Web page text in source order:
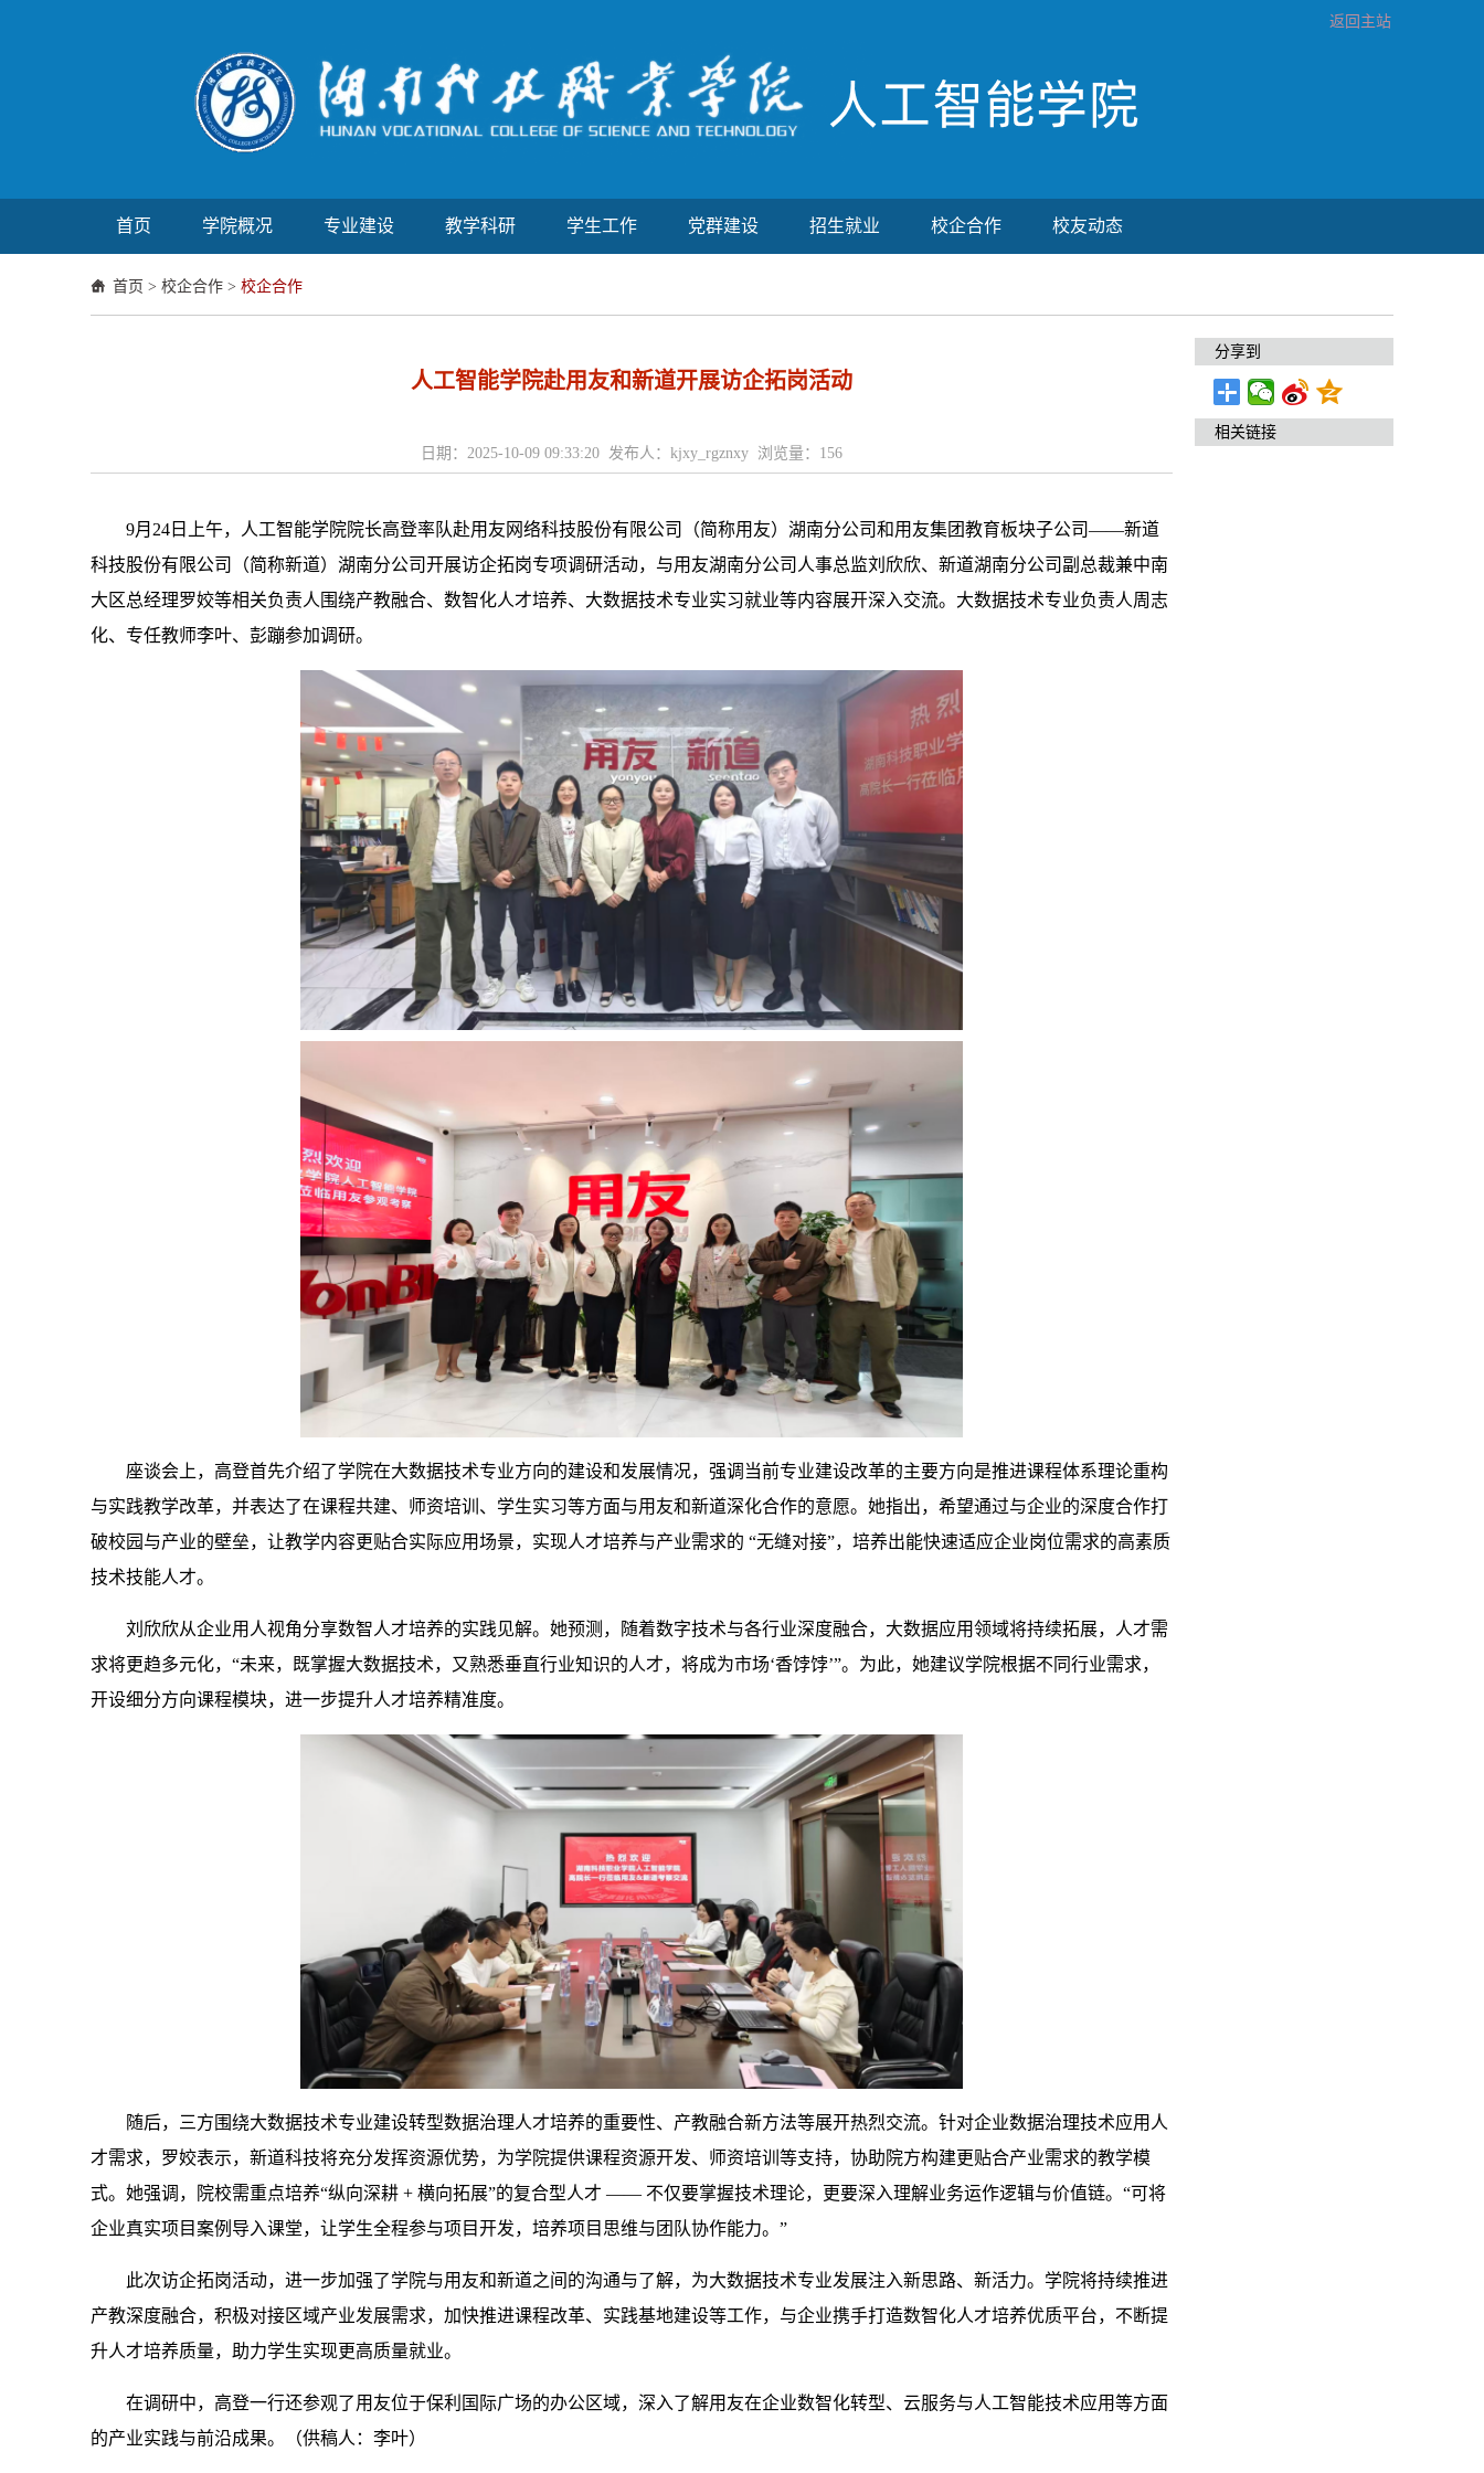
返回主站
首页 学院概况 专业建设 教学科研 学生工作 党群建设 招生就业 校企合作 校友动态
首页 > 校企合作 > 校企合作
人工智能学院赴用友和新道开展访企拓岗活动
日期：2025-10-09 09:33:20 发布人：kjxy_rgznxy 浏览量： 156
9月24日上午，人工智能学院院长高登率队赴用友网络科技股份有限公司（简称用友）湖南分公司和用友集团教育板块子公司——新道
科技股份有限公司（简称新道）湖南分公司开展访企拓岗专项调研活动，与用友湖南分公司人事总监刘欣欣、新道湖南分公司副总裁兼中南
大区总经理罗姣等相关负责人围绕产教融合、数智化人才培养、大数据技术专业实习就业等内容展开深入交流。大数据技术专业负责人周志
化、专任教师李叶、彭蹦参加调研。
座谈会上，高登首先介绍了学院在大数据技术专业方向的建设和发展情况，强调当前专业建设改革的主要方向是推进课程体系理论重构
与实践教学改革，并表达了在课程共建、师资培训、学生实习等方面与用友和新道深化合作的意愿。她指出，希望通过与企业的深度合作打
破校园与产业的壁垒，让教学内容更贴合实际应用场景，实现人才培养与产业需求的 “无缝对接”，培养出能快速适应企业岗位需求的高素质
技术技能人才。
刘欣欣从企业用人视角分享数智人才培养的实践见解。她预测，随着数字技术与各行业深度融合，大数据应用领域将持续拓展，人才需
求将更趋多元化，“未来，既掌握大数据技术，又熟悉垂直行业知识的人才，将成为市场‘香饽饽’”。为此，她建议学院根据不同行业需求，
开设细分方向课程模块，进一步提升人才培养精准度。
随后，三方围绕大数据技术专业建设转型数据治理人才培养的重要性、产教融合新方法等展开热烈交流。针对企业数据治理技术应用人
才需求，罗姣表示，新道科技将充分发挥资源优势，为学院提供课程资源开发、师资培训等支持，协助院方构建更贴合产业需求的教学模
式。她强调，院校需重点培养“纵向深耕 + 横向拓展”的复合型人才 —— 不仅要掌握技术理论，更要深入理解业务运作逻辑与价值链。“可将
企业真实项目案例导入课堂，让学生全程参与项目开发，培养项目思维与团队协作能力。”
此次访企拓岗活动，进一步加强了学院与用友和新道之间的沟通与了解，为大数据技术专业发展注入新思路、新活力。学院将持续推进
产教深度融合，积极对接区域产业发展需求，加快推进课程改革、实践基地建设等工作，与企业携手打造数智化人才培养优质平台，不断提
升人才培养质量，助力学生实现更高质量就业。
在调研中，高登一行还参观了用友位于保利国际广场的办公区域，深入了解用友在企业数智化转型、云服务与人工智能技术应用等方面
的产业实践与前沿成果。（供稿人：李叶）
分享到
相关链接